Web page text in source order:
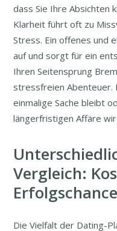
dass Sie Ihre Absichten
Klarheit führt oft zu
Stress. Ein offenes und
auf und sorgt für ein
Ihren Seitensprung
stressfreien Abenteuer.
einmalige Sache bleibt
längerfristigen Affäre
Vergleich:
Die Vielfalt der Dating-